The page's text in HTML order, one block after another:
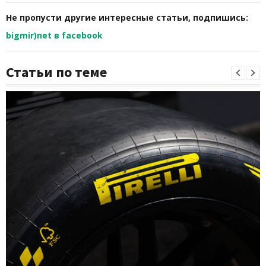
Не пропусти другие интересные статьи, подпишись:
bigmir)net в facebook
Статьи по теме